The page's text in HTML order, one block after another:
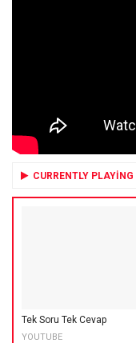
CURRENTLY PLAYING
Tek Soru Tek Cevap
YOUTUBE